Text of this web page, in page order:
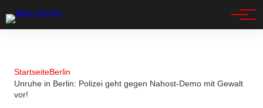
StartseiteBerlin
Unruhe in Berlin: Polizei geht gegen Nahost-Demo mit Gewalt
vor!